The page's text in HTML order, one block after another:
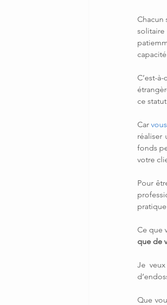
Chacun
C’est-
ce
Car
réaliser
fonds
votre
Pour
Ce que
que de
Je
Que